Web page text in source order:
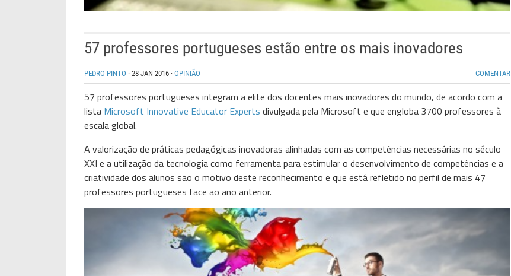
57 professores portugueses estão entre os mais inovadores
PEDRO PINTO · 28 JAN 2016 · OPINIÃO COMENTAR
57 professores portugueses integram a elite dos docentes mais inovadores do mundo, de acordo com a
lista Microsoft Innovative Educator Experts divulgada pela Microsoft e que engloba 3700 professores à
escala global.
A valorização de práticas pedagógicas inovadoras alinhadas com as competências necessárias no século
XXI e a utilização da tecnologia como ferramenta para estimular o desenvolvimento de competências e a
criatividade dos alunos são o motivo deste reconhecimento e que está refletido no perfil de mais 47
professores portugueses face ao ano anterior.